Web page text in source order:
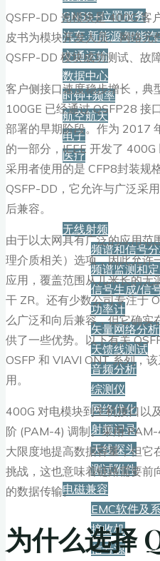
GNSS+位置服务
汽车·新能源·智能
交通运输
数据中心
时钟+频率
航空航天
电子
医疗
产品
无线射频
频谱和信号
频谱监测和
信号生成/信
功率计
矢量网络分析
天馈线测试
音频分析
综测仪
网络优化
射频记录
天线探头
测试附件
电磁兼容
EMC软件及
接收机
信号源
QSFP-DD 光模块是 400G 客
皮书为模块开发人员、网络元
QSFP-DD 模块成功测试、故
客户侧接口速度稳步增长，典
100GE 已经通过 QSFP28 接
部署的早期阶段。作为 2017
的一部分，IEEE 开发了
采用者使用的是 CFP8封装规
QSFP-DD，它允许与广泛采
后兼容。
由于以太网具有广泛的应用范
理介质相关）选项，因此允许
应用，覆盖范围从几米长的
干 ZR。还有少数公司专注于
么广泛和向后兼容，但它确实
供了一些优势。以下有关
OSFP 和 VIAVI ONT 系列，
用。
400G 对电模块到主机接口以
阶 (PAM-4) 调制。采用
大限度地提高数据容量，但它
挑战，这也意味着链路需要前
的数据传输。
为什么选择